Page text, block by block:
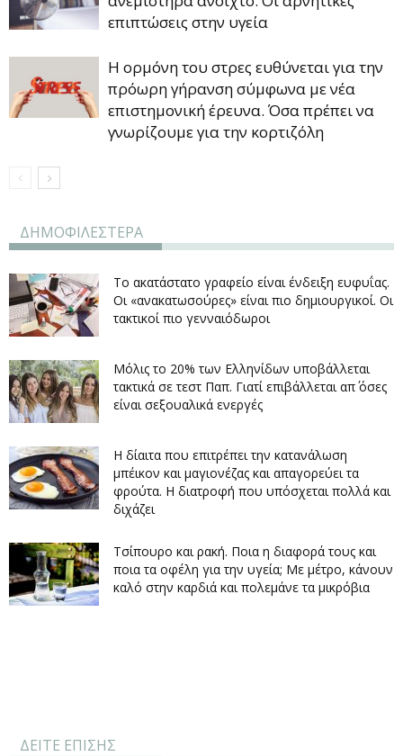
επιπτώσεις στην υγεία
Η ορμόνη του στρες ευθύνεται για την
πρόωρη γήρανση σύμφωνα με νέα
επιστημονική έρευνα. Όσα πρέπει να
γνωρίζουμε για την κορτιζόλη
ΔΗΜΟΦΙΛΕΣΤΕΡΑ
Το ακατάστατο γραφείο είναι ένδειξη ευφυΐας.
Οι «ανακατωσούρες» είναι πιο δημιουργικοί. Οι
τακτικοί πιο γενναιόδωροι
Μόλις το 20% των Ελληνίδων υποβάλλεται
τακτικά σε τεστ Παπ. Γιατί επιβάλλεται απ΄ όσες
είναι σεξουαλικά ενεργές
Η δίαιτα που επιτρέπει την κατανάλωση
μπέικον και μαγιονέζας και απαγορεύει τα
φρούτα. Η διατροφή που υπόσχεται πολλά και
διχάζει
Τσίπουρο και ρακή. Ποια η διαφορά τους και
ποια τα οφέλη για την υγεία; Με μέτρο, κάνουν
καλό στην καρδιά και πολεμάνε τα μικρόβια
ΔΕΙΤΕ ΕΠΙΣΗΣ